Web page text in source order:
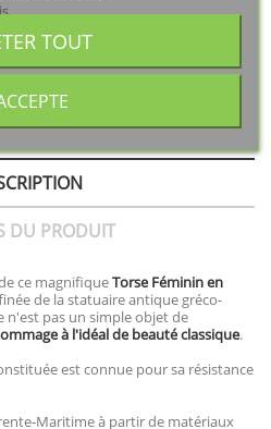
de livraison.
pour un renseignement
83 48 34
DU PRODUIT
ce magnifiqueTorse Féminin en
de la statuaire antique gréco-
n'est pas un simple objet de
à l'idéal de beauté classique.
est connue pour sa résistance
Maritime à partir de matériaux
TOUT